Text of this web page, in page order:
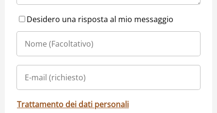
Desidero una risposta al mio messaggio
Trattamento dei dati personali